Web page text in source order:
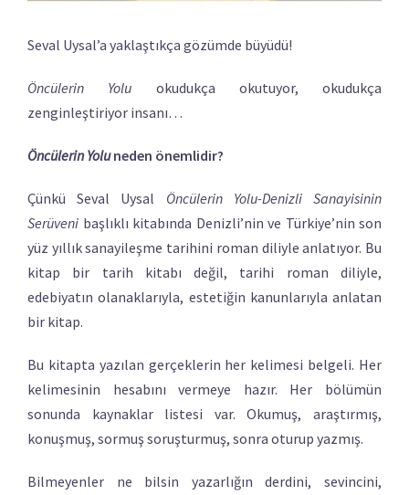
Seval Uysal’a yaklaştıkça gözümde büyüdü!
Öncülerin Yolu okudukça okutuyor, okudukça
zenginleştiriyor insanı…
Öncülerin Yoluneden önemlidir?
Çünkü Seval Uysal Öncülerin Yolu-Denizli Sanayisinin
Serüveni başlıklı kitabında Denizli’nin ve Türkiye’nin son
yüz yıllık sanayileşme tarihini roman diliyle anlatıyor. Bu
kitap bir tarih kitabı değil, tarihi roman diliyle,
edebiyatın olanaklarıyla, estetiğin kanunlarıyla anlatan
bir kitap.
Bu kitapta yazılan gerçeklerin her kelimesi belgeli. Her
kelimesinin hesabını vermeye hazır. Her bölümün
sonunda kaynaklar listesi var. Okumuş, araştırmış,
konuşmuş, sormuş soruşturmuş, sonra oturup yazmış.
Bilmeyenler ne bilsin yazarlığın derdini, sevincini,